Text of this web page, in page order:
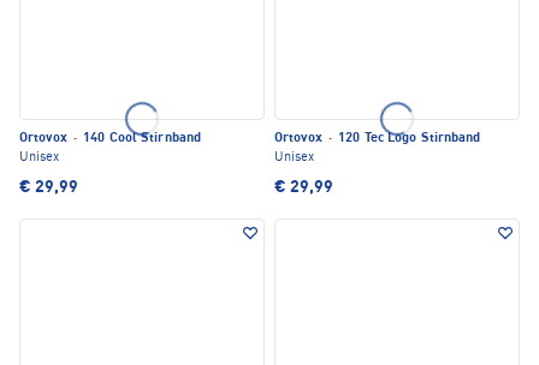
Ortovox · 140 Cool Stirnband
Unisex
€ 29,99
Ortovox · 120 Tec Logo Stirnband
Unisex
€ 29,99